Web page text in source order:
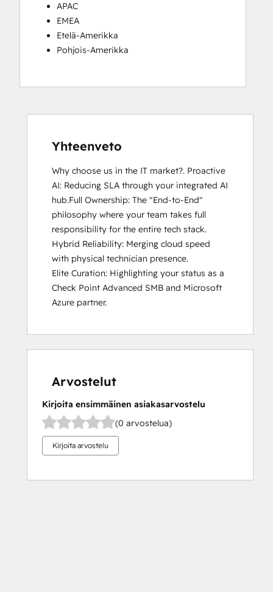
APAC
EMEA
Etelä-Amerikka
Pohjois-Amerikka
Yhteenveto
Why choose us in the IT market?. Proactive
AI: Reducing SLA through your integrated AI
hub.Full Ownership: The "End-to-End"
philosophy where your team takes full
responsibility for the entire tech stack.
Hybrid Reliability: Merging cloud speed
with physical technician presence.
Elite Curation: Highlighting your status as a
Check Point Advanced SMB and Microsoft
Azure partner.
Arvostelut
Kirjoita ensimmäinen asiakasarvostelu
(0 arvostelua)
Kirjoita arvostelu